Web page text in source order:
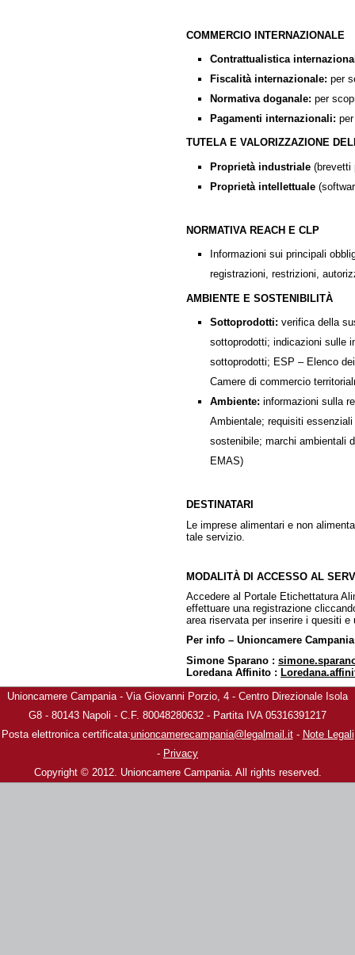
COMMERCIO INTERNAZIONALE
Contrattualistica
Fiscalità internazionale: per
Normativa doganale: per
Pagamenti internazionali:
TUTELA E VALORIZZAZIONE
Proprietà industriale (brevetti
Proprietà intellettuale
NORMATIVA REACH E CLP
Informazioni sui principali
registrazioni, restrizioni,
AMBIENTE E SOSTENIBILITÀ
Sottoprodotti: verifica della
sottoprodotti; indicazioni sulle
sottoprodotti; ESP – Elenco
Camere di commercio
Ambiente: informazioni sulla
Ambientale; requisiti
sostenibile; marchi ambientali
EMAS)
DESTINATARI
Le imprese alimentari e non
tale servizio.
MODALITÀ DI ACCESSO AL
Accedere al Portale Etichettatura
effettuare una registrazione
area riservata per inserire i quesiti
Per info – Unioncamere
Simone Sparano :
Loredana Affinito :
Unioncamere Campania - Via Giovanni Porzio, 4 - Centro Direzionale Isola
G8 - 80143 Napoli - C.F. 80048280632 - Partita IVA 05316391217
Posta elettronica certificata:unioncamerecampania@legalmail.it- Note Legali
- Privacy
Copyright © 2012. Unioncamere Campania. All rights reserved.